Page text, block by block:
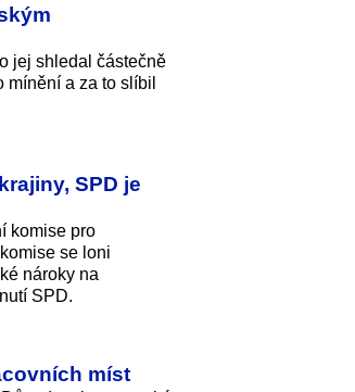
jej shledal částečně
a za to slíbil
SPD je
komise pro
se loni
nároky na
SPD.
míst